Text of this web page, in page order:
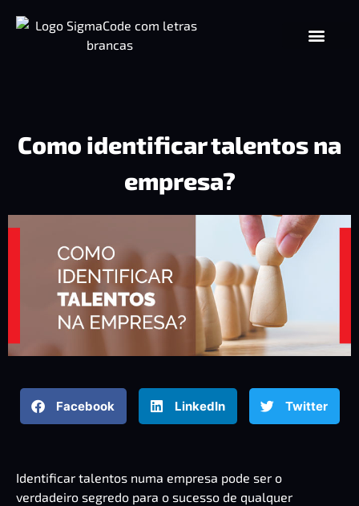
Como identificar talentos na
empresa?
Facebook LinkedIn Twitter
Identificar talentos numa empresa pode ser o
verdadeiro segredo para o sucesso de qualquer